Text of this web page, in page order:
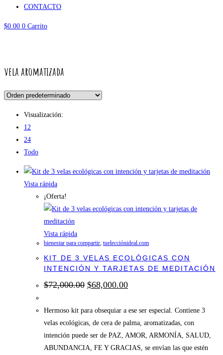
CONTACTO
$0.00 0 Carrito
vela aromatizada
Visualización:
12
24
Todo
Vista rápida
¡Oferta!
Vista rápida
bienestar para compartir, tuelecciónideal.com
KIT DE 3 VELAS ECOLÓGICAS CON
INTENCIÓN Y TARJETAS DE MEDITACIÓN
$72,000.00 El
precio
era:
$72,000.00.
$68,000.00El
es:
$68,000.00.
Hermoso kit para obsequiar a ese ser especial. Contiene 3
velas ecológicas, de cera de palma, aromatizadas, con
intención puede ser de PAZ, AMOR, ARMONÍA, SALUD,
ABUNDANCIA, FE Y GRACIAS, se envían las que estén